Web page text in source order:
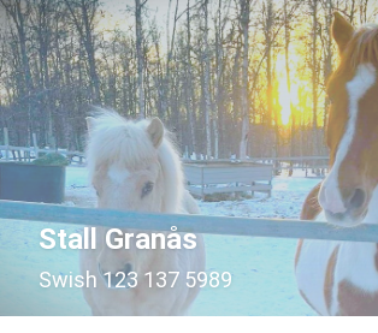
Stall Granås
Swish 123 137 5989